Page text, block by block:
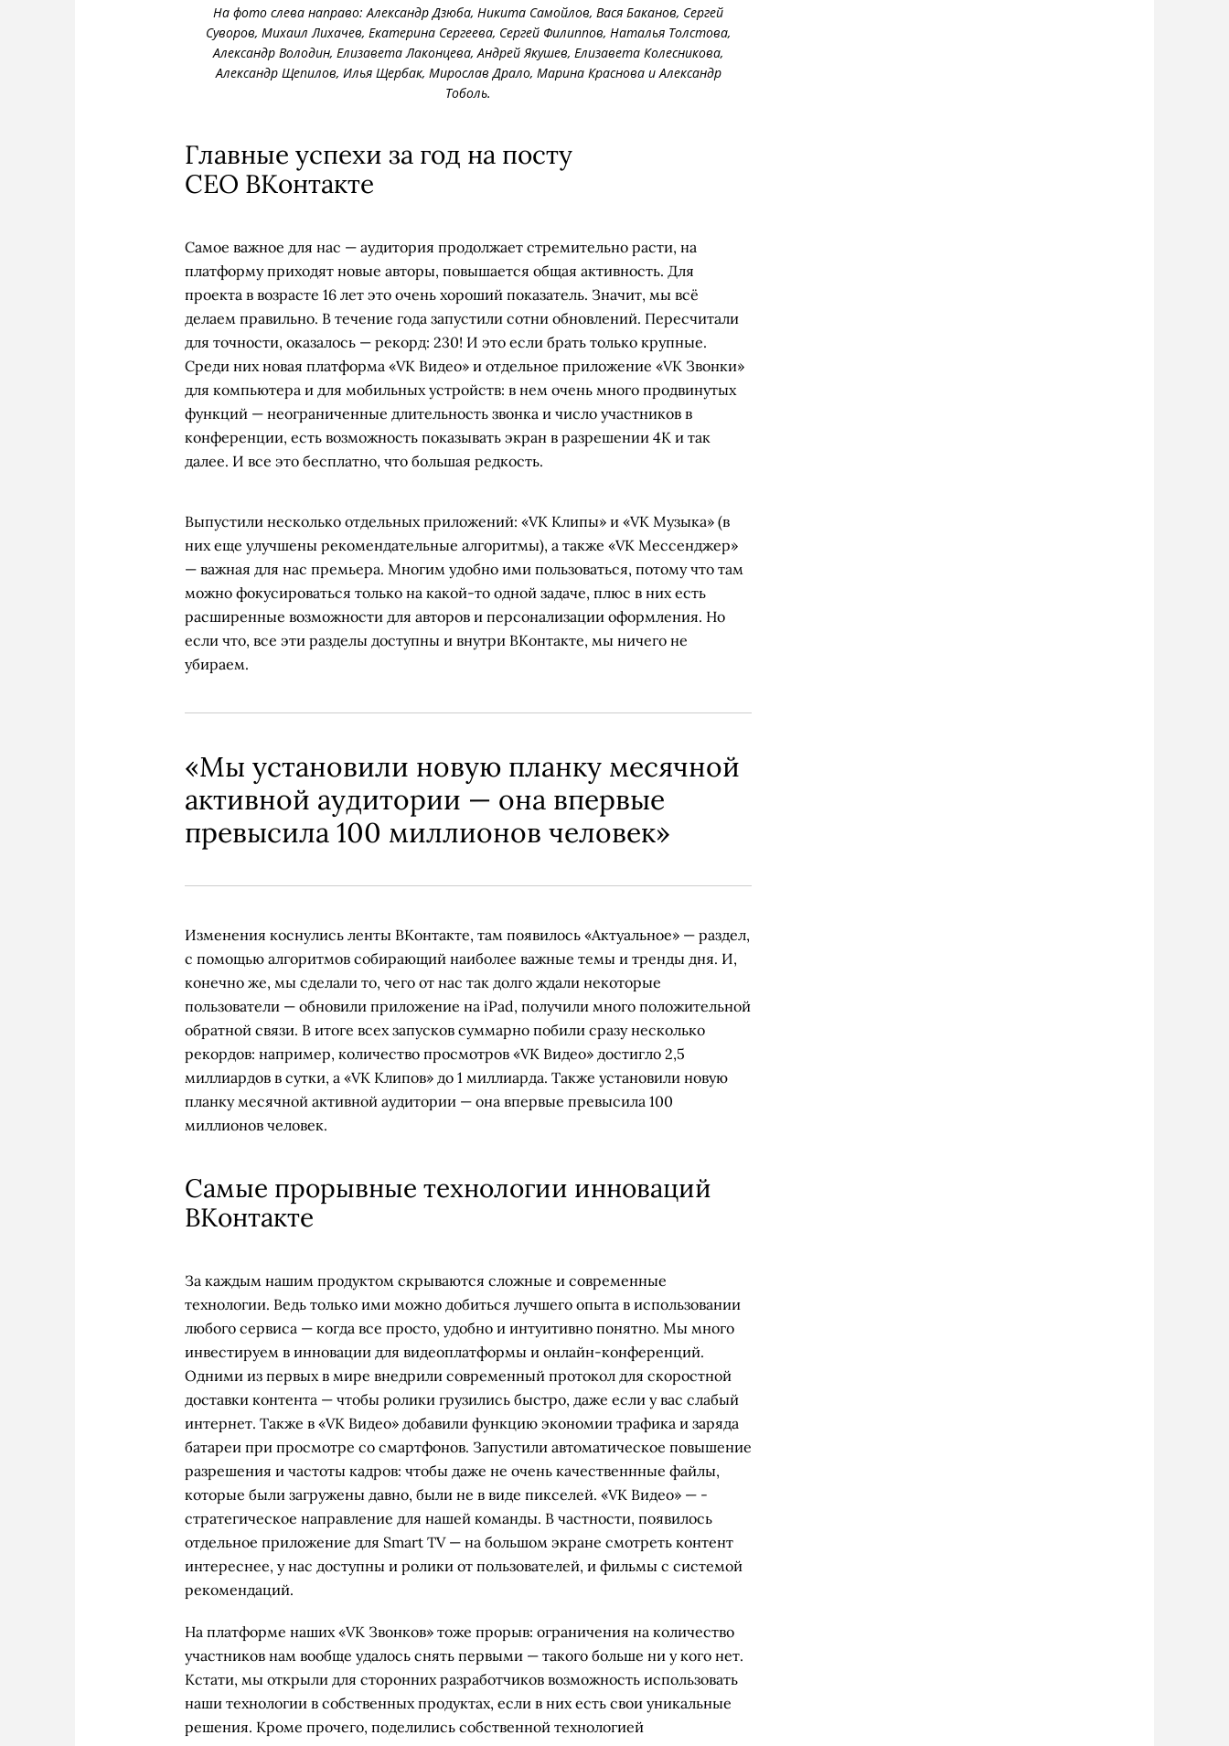
На фото слева направо: Александр Дзюба, Никита Самойлов, Вася Баканов, Сергей
Суворов, Михаил Лихачев, Екатерина Сергеева, Сергей Филиппов, Наталья Толстова,
Александр Володин, Елизавета Лаконцева, Андрей Якушев, Елизавета Колесникова,
Александр Щепилов, Илья Щербак, Мирослав Драло, Марина Краснова и Александр
Тоболь.
Главные успехи за год на посту
CEO ВКонтакте
Самое важное для нас — аудитория продолжает стремительно расти, на
платформу приходят новые авторы, повышается общая активность. Для
проекта в возрасте 16 лет это очень хороший показатель. Значит, мы всё
делаем правильно. В течение года запустили сотни обновлений. Пересчитали
для точности, оказалось — рекорд: 230! И это если брать только крупные.
Среди них новая платформа «VK Видео» и отдельное приложение «VK Звонки»
для компьютера и для мобильных устройств: в нем очень много продвинутых
функций — неограниченные длительность звонка и число участников в
конференции, есть возможность показывать экран в разрешении 4К и так
далее. И все это бесплатно, что большая редкость.
Выпустили несколько отдельных приложений: «VK Клипы» и «VK Музыка» (в
них еще улучшены рекомендательные алгоритмы), а также «VK Мессенджер»
— важная для нас премьера. Многим удобно ими пользоваться, потому что там
можно фокусироваться только на какой-то одной задаче, плюс в них есть
расширенные возможности для авторов и персонализации оформления. Но
если что, все эти разделы доступны и внутри ВКонтакте, мы ничего не
убираем.
«Мы установили новую планку месячной
активной аудитории — она впервые
превысила 100 миллионов человек»
Изменения коснулись ленты ВКонтакте, там появилось «Актуальное» — раздел,
с помощью алгоритмов собирающий наиболее важные темы и тренды дня. И,
конечно же, мы сделали то, чего от нас так долго ждали некоторые
пользователи — обновили приложение на iPad, получили много положительной
обратной связи. В итоге всех запусков суммарно побили сразу несколько
рекордов: например, количество просмотров «VK Видео» достигло 2,5
миллиардов в сутки, а «VK Клипов» до 1 миллиарда. Также установили новую
планку месячной активной аудитории — она впервые превысила 100
миллионов человек.
Самые прорывные технологии инноваций
ВКонтакте
За каждым нашим продуктом скрываются сложные и современные
технологии. Ведь только ими можно добиться лучшего опыта в использовании
любого сервиса — когда все просто, удобно и интуитивно понятно. Мы много
инвестируем в инновации для видеоплатформы и онлайн-конференций.
Одними из первых в мире внедрили современный протокол для скоростной
доставки контента — чтобы ролики грузились быстро, даже если у вас слабый
интернет. Также в «VK Видео» добавили функцию экономии трафика и заряда
батареи при просмотре со смартфонов. Запустили автоматическое повышение
разрешения и частоты кадров: чтобы даже не очень качественнные файлы,
которые были загружены давно, были не в виде пикселей. «VK Видео» — ­
стратегическое направление для нашей команды. В частности, появилось
отдельное приложение для Smart TV — на большом экране смотреть контент
интереснее, у нас доступны и ролики от пользователей, и фильмы с системой
рекомендаций.
На платформе наших «VK Звонков» тоже прорыв: ограничения на количество
участников нам вообще удалось снять первыми — такого больше ни у кого нет.
Кстати, мы открыли для сторонних разработчиков возможность использовать
наши технологии в собственных продуктах, если в них есть свои уникальные
решения. Кроме прочего, поделились собственной технологией